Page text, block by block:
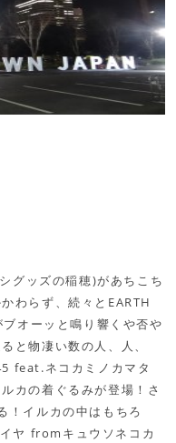
グッズの稲穂)があちこち
わらず、続々とEARTH
オーッと鳴り響くや否や
と物凄い数の人、人、
feat.ネコカミノカマタ
カの着ぐるみが登場！さ
！イルカの中はもちろ
ヤ fromキュウソネコカ